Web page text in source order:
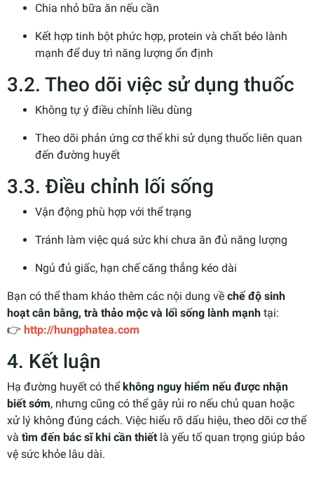
Chia nhỏ bữa ăn nếu cần
Kết hợp tinh bột phức hợp, protein và chất béo lành
mạnh để duy trì năng lượng ổn định
3.2. Theo dõi việc sử dụng thuốc
Không tự ý điều chỉnh liều dùng
Theo dõi phản ứng cơ thể khi sử dụng thuốc liên quan
đến đường huyết
3.3. Điều chỉnh lối sống
Vận động phù hợp với thể trạng
Tránh làm việc quá sức khi chưa ăn đủ năng lượng
Ngủ đủ giấc, hạn chế căng thẳng kéo dài
Bạn có thể tham khảo thêm các nội dung về chế độ sinh
hoạt cân bằng, trà thảo mộc và lối sống lành mạnh tại:
👉 http://hungphatea.com
4. Kết luận
Hạ đường huyết có thểkhông nguy hiểm nếu được nhận
biết sớm, nhưng cũng có thể gây rủi ro nếu chủ quan hoặc
xử lý không đúng cách. Việc hiểu rõ dấu hiệu, theo dõi cơ thể
và tìm đến bác sĩ khi cần thiếtlà yếu tố quan trọng giúp bảo
vệ sức khỏe lâu dài.